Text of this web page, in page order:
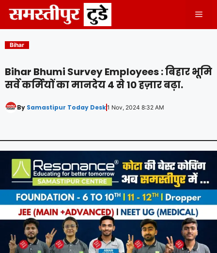
content
Bihar
Bihar Bhumi Survey Employees : बिहार भूमि
सर्वे कर्मियों का मानदेय 4 से 10 हज़ार बढ़ा.
By Samastipur Today Desk1 Nov, 2024 8:32 AM